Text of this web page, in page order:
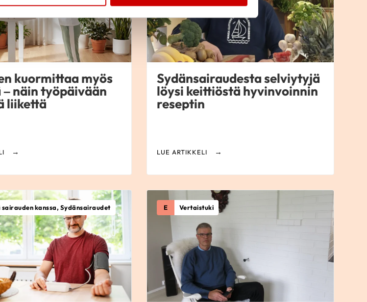
kuormittaa myös
näin työpäivään
liikettä
Sydänsairaudesta selviytyjä
löysi keittiöstä hyvinvoinnin
reseptin
LUE ARTIKKELI
sairauden kanssa, Sydänsairaudet E Vertaistuki